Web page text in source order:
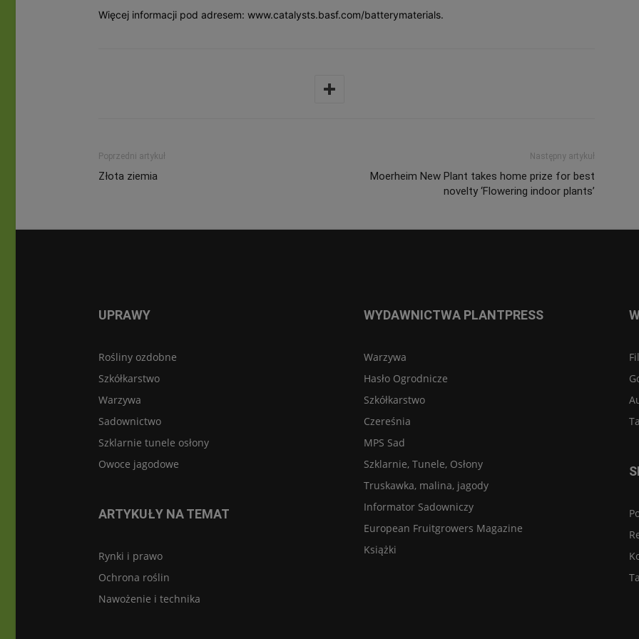
Więcej informacji pod adresem: www.catalysts.basf.com/batterymaterials.
Poprzedni artykuł
Złota ziemia
Następny artykuł
Moerheim New Plant takes home prize for best
novelty ‘Flowering indoor plants’
UPRAWY
Rośliny ozdobne
Szkółkarstwo
Warzywa
Sadownictwo
Szklarnie tunele osłony
Owoce jagodowe
ARTYKUŁY NA TEMAT
Rynki i prawo
Ochrona roślin
Nawożenie i technika
WYDAWNICTWA PLANTPRESS
Warzywa
Hasło Ogrodnicze
Szkółkarstwo
Czereśnia
MPS Sad
Szklarnie, Tunele, Osłony
Truskawka, malina, jagody
Informator Sadowniczy
European Fruitgrowers Magazine
Książki